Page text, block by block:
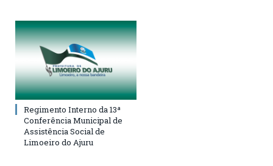
Regimento Interno da 13ª
Conferência Municipal de
Assistência Social de
Limoeiro do Ajuru